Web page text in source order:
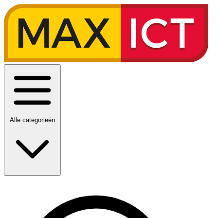
Alle categorieën